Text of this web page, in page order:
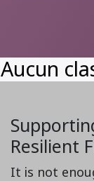
Aucun
Resilient
It is not